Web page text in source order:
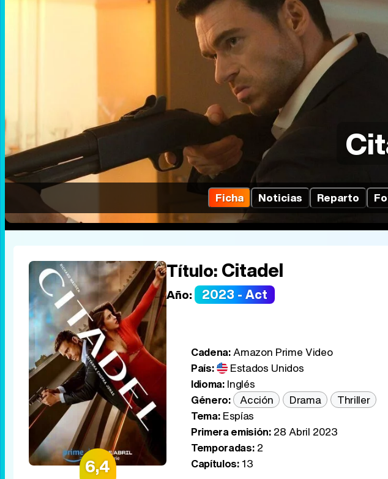
Ficha Noticias Reparto
6,4
Título:Citadel
Año: 2023 - Act
Cadena:Amazon Prime Video
País:
Estados Unidos
Idioma: Inglés
Género:
Acción Drama
Thriller
Tema:Espías
Primera emisión:28 Abril 2023
Temporadas:2
Capítulos:13